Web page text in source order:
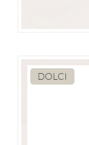
DOLCI